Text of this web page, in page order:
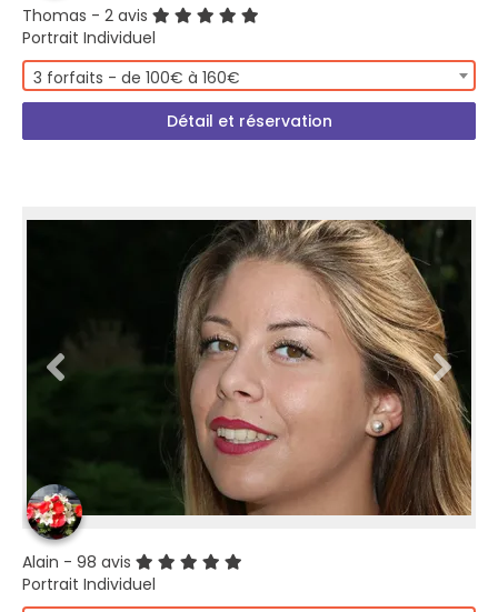
Thomas - 2 avis
Portrait Individuel
3 forfaits - de 100€ à 160€
Détail et réservation
Alain - 98 avis
Portrait Individuel